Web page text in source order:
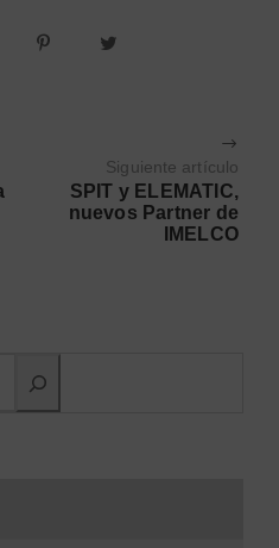
Siguiente artículo
SPIT y ELEMATIC,
nuevos Partner de
IMELCO